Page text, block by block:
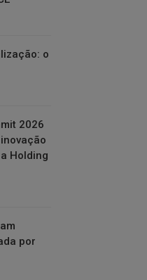
o
2026
Holding
por